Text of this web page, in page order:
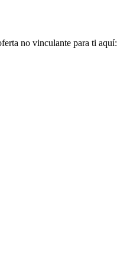
no vinculante para ti aquí: